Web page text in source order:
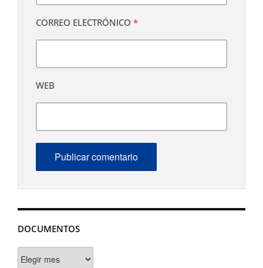
DOCUMENTOS
CORREO ELECTRÓNICO *
WEB